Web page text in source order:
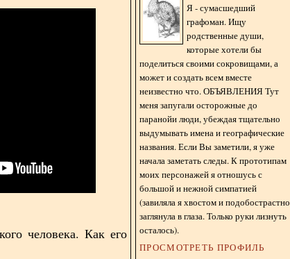
человека. Как его
Я - сумасшедший
графоман. Ищу
родственные души,
которые хотели бы
поделиться своими сокровищами, а
может и создать всем вместе
неизвестно что. ОБЪЯВЛЕНИЯ Тут
меня запугали осторожные до
паранойи люди, убеждая тщательно
выдумывать имена и географические
названия. Если Вы заметили, я уже
начала заметать следы. К прототипам
моих персонажей я отношусь с
большой и нежной симпатией
(завиляла я хвостом и подобострастно
заглянула в глаза. Только руки лизнуть
осталось).
ПРОСМОТРЕТЬ ПРОФИЛЬ